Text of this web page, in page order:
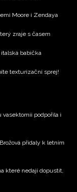
Moore i Zendaya
zraje s časem
babička
texturizační sprej!
vasektomii podpořila i
přidaly k letním
které nedají dopustit,